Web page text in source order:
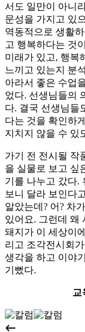
서도 일만이 아니
문성을 가지고 있
역동적으로 생활
고 행복하다는 것
미래가 있고, 행복
느끼고 있는지 분
아라서 좋은 수업
었다. 선생님들의
다. 결국 선생님들
다는 것을 확인하
지치지 않을 수 있
가기 전 전시될 작
을 실물로 보고 싶
기를 나누고 갔다.
보니 달라 보인다
알았는데? 어? 차
있어요. 그런데 왜
돼지가 이 세상이
리고 조각전시회
생각을 하고 이야
기뻤다.
교